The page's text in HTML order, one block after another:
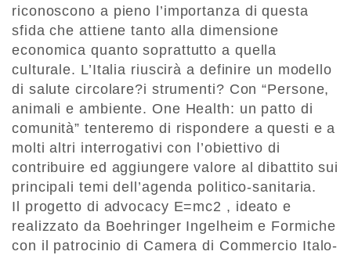
riconoscono a pieno l’importanza di questa
sfida che attiene tanto alla dimensione
economica quanto soprattutto a quella
culturale. L’Italia riuscirà a definire un modello
di salute circolare?i strumenti? Con “Persone,
animali e ambiente. One Health: un patto di
comunità” tenteremo di rispondere a questi e a
molti altri interrogativi con l’obiettivo di
contribuire ed aggiungere valore al dibattito sui
principali temi dell’agenda politico-sanitaria.
Il progetto di advocacy E=mc2 , ideato e
realizzato da Boehringer Ingelheim e Formiche
con il patrocinio di Camera di Commercio Italo-